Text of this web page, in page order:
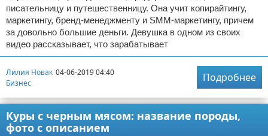
писательницу и путешественницу. Она учит копирайтингу,
маркетингу, бренд-менеджменту и SMM-маркетингу, причем
за довольно большие деньги. Девушка в одном из своих
видео рассказывает, что зарабатывает
Лилия Новак 04-06-2019 04:40
Бизнес
Подробнее
Куры с черным мясом: название породы,
фото с описанием